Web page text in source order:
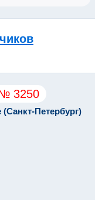
3250
Петербург)